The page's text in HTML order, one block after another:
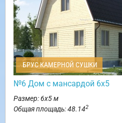
БРУС КАМЕРНОЙ СУШКИ
№6 Дом с мансардой 6х5
Размер: 6х5 м
Общая площадь: 48.142